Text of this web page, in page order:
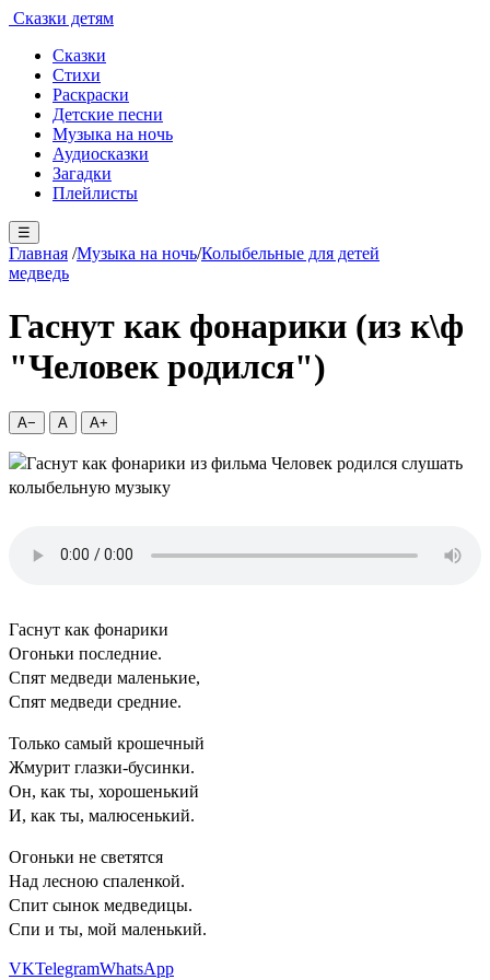
Сказки детям
Сказки
Стихи
Раскраски
Детские песни
Музыка на ночь
Аудиосказки
Загадки
Плейлисты
☰
Главная /Музыка на ночь/Колыбельные для детей
медведь
Гаснут как фонарики (из к\ф
"Человек родился")
A− A A+
Гаснут как фонарики
Огоньки последние.
Спят медведи маленькие,
Спят медведи средние.
Только самый крошечный
Жмурит глазки-бусинки.
Он, как ты, хорошенький
И, как ты, малюсенький.
Огоньки не светятся
Над лесною спаленкой.
Спит сынок медведицы.
Спи и ты, мой маленький.
VKTelegramWhatsApp